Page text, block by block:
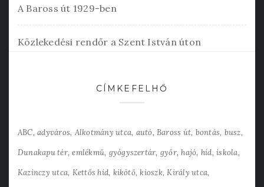
A Baross út 1929-ben
Közlekedési rendőr a Szent István úton
CÍMKEFELHŐ
ABC adyváros Alkotmány utca autó Baross út bontás busz
Dunakapu tér emlékmű gyógyszertár győr hajó híd iskola
Kazinczy utca Kettős híd kikötő kioszk Király utca